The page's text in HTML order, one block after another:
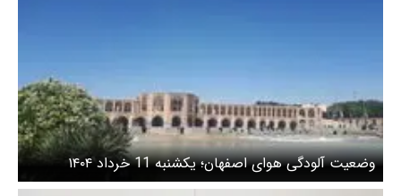
وضعیت آلودگی هوای اصفهان؛ یکشنبه 11 خرداد ۱۴۰۴